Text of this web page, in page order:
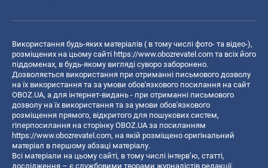
Використання будь-яких матеріалів ( в тому числі фото- та відео-),
розміщених на цьому сайті https://www.obozrevatel.com та всіх його
піддоменах, в будь-якому вигляді суворо заборонено.
Дозволяється використання при отриманні письмового дозволу
на їх використання та за умови обов'язкового посилання на сайт
OBOZ.UA, а для інтернет-видань - при отриманні письмового
дозволу на їх використання та за умови обов'язкового
розміщення прямого, відкритого для пошукових систем,
гіперпосилання на сторінку OBOZ.UA за посиланням
https://www.obozrevatel.com, на якій розміщено оригінальний
матеріал в першому абзаці матеріалу.
Всі матеріали на цьому сайті, в тому числі інтерв’ю, статті,
дослідження – є службовими творами журналістів редакції,